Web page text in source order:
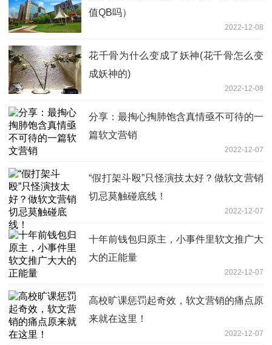
值QB吗）
2022-12-08
花千骨为什么变成了妖神(花千骨怎么变
成妖神的)
2022-12-08
分享：最掏心掏肺饱含真情亟不可待的一
篇软文营销
2022-12-07
“假打架斗殴”只怪演技太好？做软文营销
切忌莫触碰底线！
2022-12-07
十年前钱包归原主，小事件里软文推广大
大的正能量
2022-12-07
高校旷课惩罚起奇效，软文营销的痛点原
来就在这里！
2022-12-07